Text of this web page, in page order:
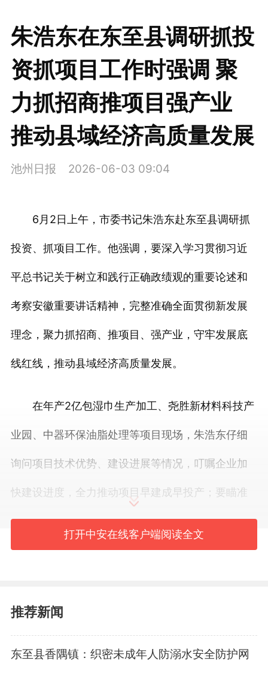
朱浩东在东至县调研抓投
资抓项目工作时强调 聚
力抓招商推项目强产业
推动县域经济高质量发展
池州日报 2026-06-03 09:04
6月2日上午，市委书记朱浩东赴东至县调研抓
投资、抓项目工作。他强调，要深入学习贯彻习近
平总书记关于树立和践行正确政绩观的重要论述和
考察安徽重要讲话精神，完整准确全面贯彻新发展
理念，聚力抓招商、推项目、强产业，守牢发展底
线红线，推动县域经济高质量发展。
在年产2亿包湿巾生产加工、尧胜新材料科技产
业园、中器环保油脂处理等项目现场，朱浩东仔细
询问项目技术优势、建设进展等情况，叮嘱企业加
快建设进度，全力推动项目早建成早投产；要瞄准
市场需求，深耕细分领域，注重研发创新，持续向
智能化、绿色化、融合化转型，不断提升本质环
在大渡口经开区集中供热项目建设现场，朱浩
东认真了解项目总体规划情况，要求立足园区产业
打开中安在线客户端阅读全文
推荐新闻
东至县香隅镇：织密未成年人防溺水安全防护网